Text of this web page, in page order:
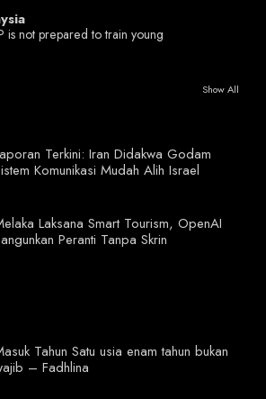
is not prepared to train young
Show All
Terkini: Iran Didakwa Godam
Komunikasi Mudah Alih Israel
Laksana Smart Tourism, OpenAI
Peranti Tanpa Skrin
Tahun Satu usia enam tahun bukan
– Fadhlina